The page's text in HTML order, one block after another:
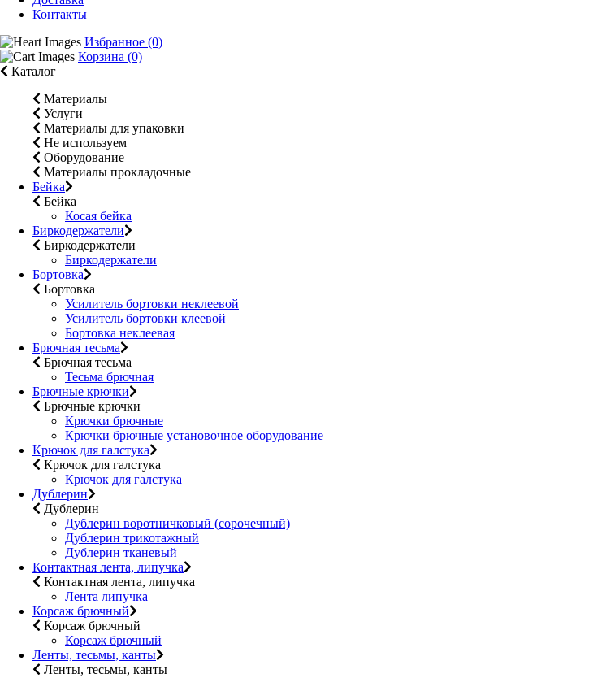
Контакты
Избранное (0)
Корзина (0)
Каталог
Материалы
Услуги
Материалы для упаковки
Не используем
Оборудование
Материалы прокладочные
Бейка
Бейка
Косая бейка
Биркодержатели
Биркодержатели
Биркодержатели
Бортовка
Бортовка
Усилитель бортовки неклеевой
Усилитель бортовки клеевой
Бортовка неклеевая
Брючная тесьма
Брючная тесьма
Тесьма брючная
Брючные крючки
Брючные крючки
Крючки брючные
Крючки брючные установочное оборудование
Крючок для галстука
Крючок для галстука
Крючок для галстука
Дублерин
Дублерин
Дублерин воротничковый (сорочечный)
Дублерин трикотажный
Дублерин тканевый
Контактная лента, липучка
Контактная лента, липучка
Лента липучка
Корсаж брючный
Корсаж брючный
Корсаж брючный
Ленты, тесьмы, канты
Ленты, тесьмы, канты